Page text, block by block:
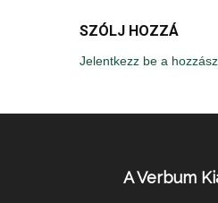
SZÓLJ HOZZÁ
Jelentkezz be a
A Verbum